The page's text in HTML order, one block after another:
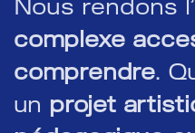
Nous rendons l’
complexe
comprendre.
un projet